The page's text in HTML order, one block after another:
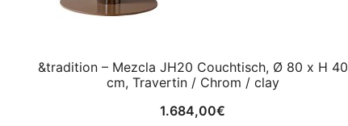
&tradition – Mezcla JH20 Couchtisch, Ø 80 x H 40
cm, Travertin / Chrom / clay
1.684,00€